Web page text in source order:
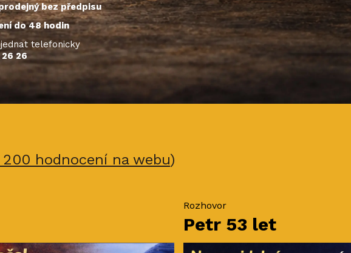
bez předpisu
do 48 hodin
telefonicky
26 26
hodnocení na webu)
Rozhovor
Petr 53 let